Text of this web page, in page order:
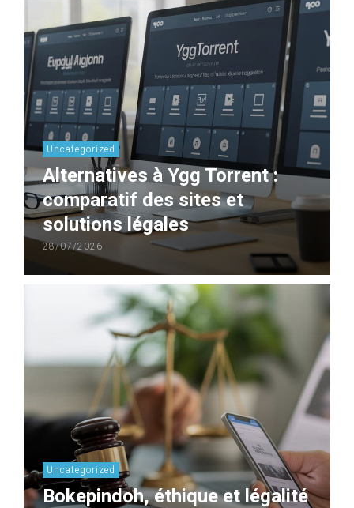
Uncategorized
Alternatives à Ygg Torrent :
comparatif des sites et
solutions légales
28/07/2026
Uncategorized
Bokepindoh, éthique et légalité